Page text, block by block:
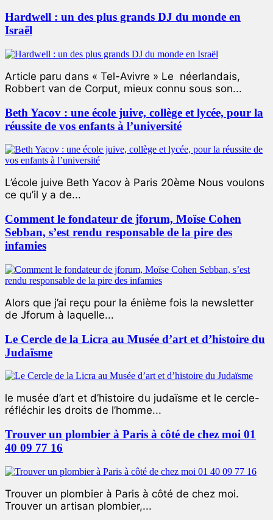
Hardwell : un des plus grands DJ du monde en
Israël
Article paru dans « Tel-Avivre » Le néerlandais,
Robbert van de Corput, mieux connu sous son...
Beth Yacov : une école juive, collège et lycée, pour la
réussite de vos enfants à l’université
L’école juive Beth Yacov à Paris 20ème Nous voulons
ce qu’il y a de...
Comment le fondateur de jforum, Moïse Cohen
Sebban, s’est rendu responsable de la pire des
infamies
Alors que j’ai reçu pour la énième fois la newsletter
de Jforum à laquelle...
Le Cercle de la Licra au Musée d’art et d’histoire du
Judaïsme
le musée d’art et d’histoire du judaïsme et le cercle-
réfléchir les droits de l’homme...
Trouver un plombier à Paris à côté de chez moi 01
40 09 77 16
Trouver un plombier à Paris à côté de chez moi.
Trouver un artisan plombier,...